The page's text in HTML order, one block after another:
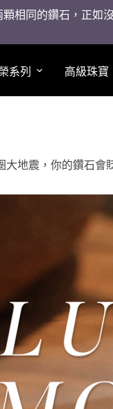
相同的鑽石，正如
系列 高級珠寶
大地震，你的鑽石會